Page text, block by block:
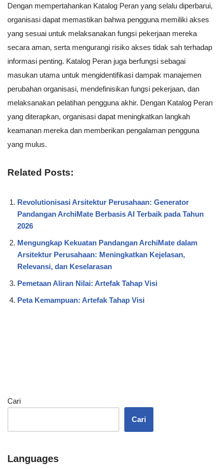
Dengan mempertahankan Katalog Peran yang selalu diperbarui,
organisasi dapat memastikan bahwa pengguna memiliki akses
yang sesuai untuk melaksanakan fungsi pekerjaan mereka
secara aman, serta mengurangi risiko akses tidak sah terhadap
informasi penting. Katalog Peran juga berfungsi sebagai
masukan utama untuk mengidentifikasi dampak manajemen
perubahan organisasi, mendefinisikan fungsi pekerjaan, dan
melaksanakan pelatihan pengguna akhir. Dengan Katalog Peran
yang diterapkan, organisasi dapat meningkatkan langkah
keamanan mereka dan memberikan pengalaman pengguna
yang mulus.
Related Posts:
Revolutionisasi Arsitektur Perusahaan: Generator
Pandangan ArchiMate Berbasis AI Terbaik pada Tahun
2026
Mengungkap Kekuatan Pandangan ArchiMate dalam
Arsitektur Perusahaan: Meningkatkan Kejelasan,
Relevansi, dan Keselarasan
Pemetaan Aliran Nilai: Artefak Tahap Visi
Peta Kemampuan: Artefak Tahap Visi
Cari
Cari
Languages